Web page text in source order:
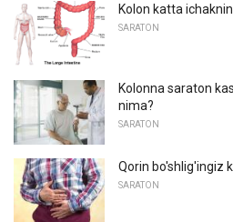
Kolon katta
SARATON
Kolonna saraton
nima?
SARATON
Qorin bo'shlig'ingiz
SARATON